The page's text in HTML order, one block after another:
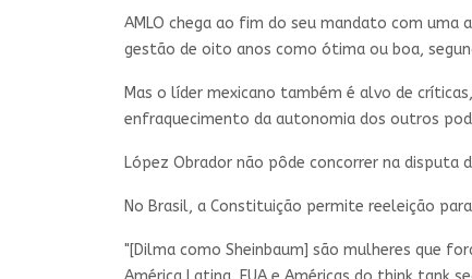
AMLO chega ao fim do seu mandato com uma
gestão de oito anos como ótima ou boa,
Mas o líder mexicano também é alvo de
enfraquecimento da autonomia dos outros
López Obrador não pôde concorrer na disputa
No Brasil, a Constituição permite reeleição
"[Dilma como Sheinbaum] são mulheres que